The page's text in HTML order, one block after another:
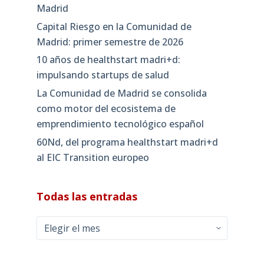
Madrid
Capital Riesgo en la Comunidad de
Madrid: primer semestre de 2026
10 años de healthstart madri+d:
impulsando startups de salud
La Comunidad de Madrid se consolida
como motor del ecosistema de
emprendimiento tecnológico español
60Nd, del programa healthstart madri+d
al EIC Transition europeo
Todas las entradas
Todas
las